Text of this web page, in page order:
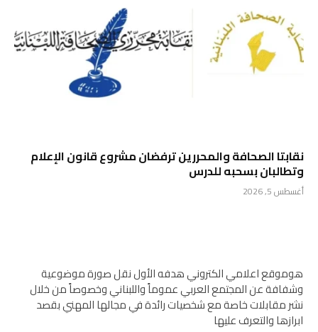
نقابتا الصحافة والمحررين ترفضان مشروع قانون الإعلام
وتطالبان بسحبه للدرس
أغسطس 5, 2026
هوموقع اعلامي الكتروني هدفه الأول نقل صورة موضوعية
وشفافة عن المجتمع العربي عموماً واللبناني وخصوصاً من خلال
نشر مقابلات خاصة مع شخصيات رائدة في مجالها المهني بقصد
ابرازها والتعرف عليها